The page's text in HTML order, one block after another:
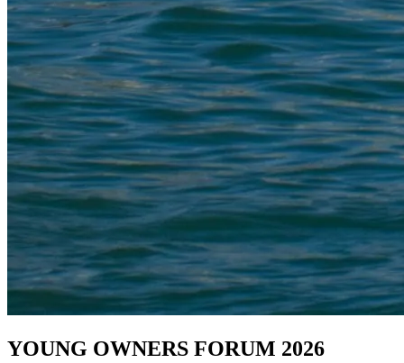
YOUNG OWNERS FORUM 2026